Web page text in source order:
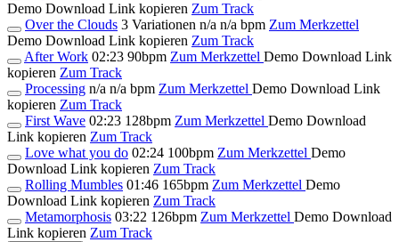
Demo Download Link kopieren Zum Track
Over the Clouds 3 Variationen n/a n/a bpm Zum Merkzettel
Demo Download Link kopieren Zum Track
After Work 02:23 90bpm Zum Merkzettel Demo Download Link
kopieren Zum Track
Processing n/a n/a bpm Zum Merkzettel Demo Download Link
kopieren Zum Track
First Wave 02:23 128bpm Zum Merkzettel Demo Download
Link kopieren Zum Track
Love what you do 02:24 100bpm Zum Merkzettel Demo
Download Link kopieren Zum Track
Rolling Mumbles 01:46 165bpm Zum Merkzettel Demo
Download Link kopieren Zum Track
Metamorphosis 03:22 126bpm Zum Merkzettel Demo Download
Link kopieren Zum Track